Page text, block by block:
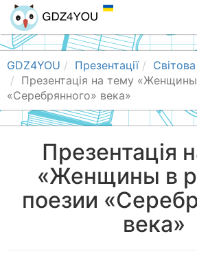
GDZ4YOU Презентації
Презентація на тему
«Серебрянного» века»
Презентація
«Женщины в
поезии
века»